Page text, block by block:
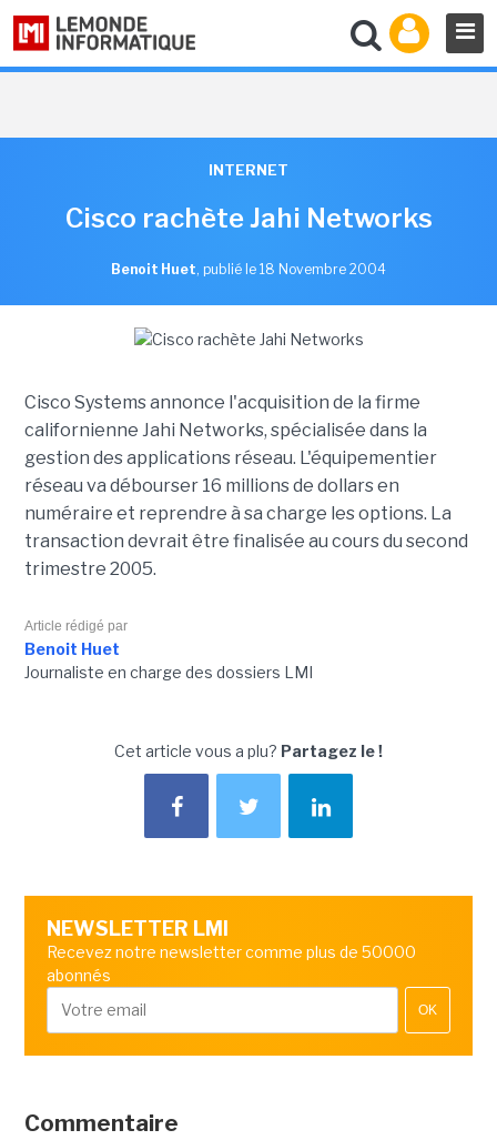
INTERNET
Cisco rachète Jahi Networks
Benoit Huet, publié le 18 Novembre 2004
Cisco Systems annonce l'acquisition de la firme
californienne Jahi Networks, spécialisée dans la
gestion des applications réseau. L'équipementier
réseau va débourser 16 millions de dollars en
numéraire et reprendre à sa charge les options. La
transaction devrait être finalisée au cours du second
trimestre 2005.
Article rédigé par
Benoit Huet
Journaliste en charge des dossiers LMI
Cet article vous a plu? Partagez le !
NEWSLETTER LMI
Recevez notre newsletter comme plus de 50000
abonnés
OK
Commentaire